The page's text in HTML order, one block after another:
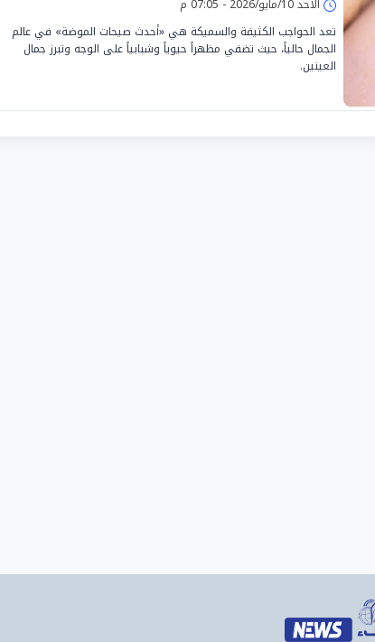
الأحد 10/مايو/2026 - 07:05 م
تعد الحواجب الكثيفة والسميكة هي «أحدث صيحات الموضة» في عالم
الجمال حالياً، حيث تضفي مظهراً حيوياً وشبابياً على الوجه وتبرز جمال
العينين.